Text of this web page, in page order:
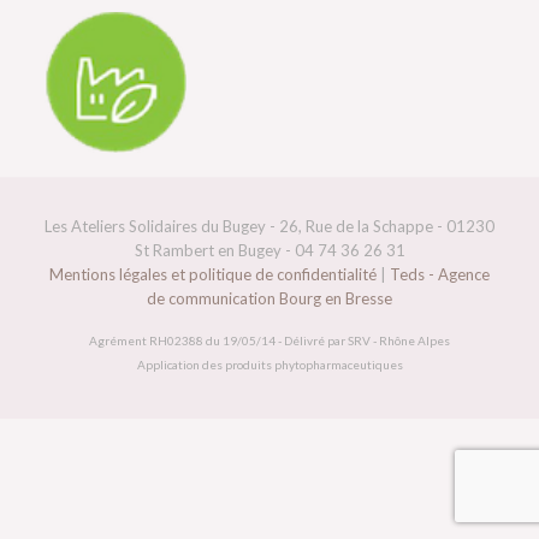
Les Ateliers Solidaires du Bugey - 26, Rue de la Schappe - 01230
St Rambert en Bugey - 04 74 36 26 31
Mentions légales et politique de confidentialité | Teds - Agence
de communication Bourg en Bresse
Agrément RH02388 du 19/05/14 - Délivré par SRV - Rhône Alpes
Application des produits phytopharmaceutiques